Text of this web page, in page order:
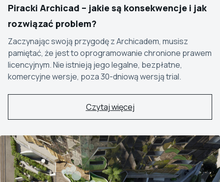
Piracki Archicad – jakie są konsekwencje i jak
rozwiązać problem?
Zaczynając swoją przygodę z Archicadem, musisz
pamiętać, że jest to oprogramowanie chronione prawem
licencyjnym. Nie istnieją jego legalne, bezpłatne,
komercyjne wersje, poza 30-dniową wersją trial.
Czytaj więcej